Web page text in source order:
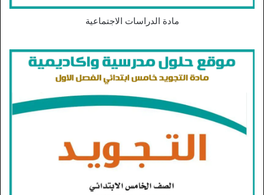
مادة الدراسات الاجتماعية